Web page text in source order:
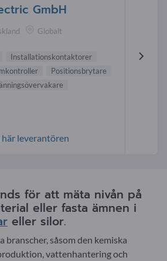
GmbH
Globalt
Installationskontaktorer
Positionsbrytare
leverantören
för att mäta nivån på
eller fasta ämnen i
eller silor.
branscher, såsom den kemiska
vattenhantering och